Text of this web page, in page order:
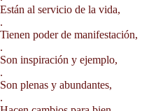
Están al servicio de la vida,
.
Tienen poder de manifestación,
.
Son inspiración y ejemplo,
.
Son plenas y abundantes,
.